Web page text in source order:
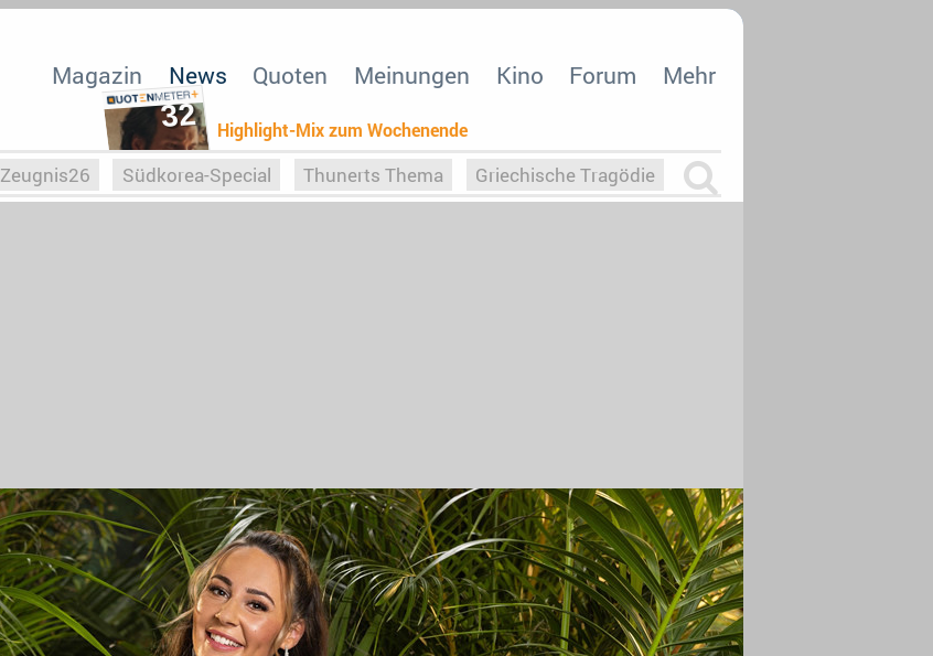
32 Highlight-Mix zum Wochenende
Magazin News Quoten Meinungen Kino Forum Mehr
Zeugnis26 Südkorea-Special Thunerts Thema Griechische Tragödie